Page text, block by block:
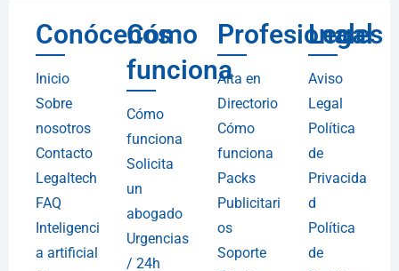
Conócenos
Inicio
Sobre
nosotros
Contacto
Legaltech
FAQ
Inteligenci
a artificial
Cómo
funciona
Cómo
funciona
Solicita
un
abogado
Urgencias
/ 24h
Profesionales
Alta en
Directorio
Cómo
funciona
Packs
Publicitari
os
Soporte
Legal
Aviso
Legal
Política
de
Privacida
d
Política
de